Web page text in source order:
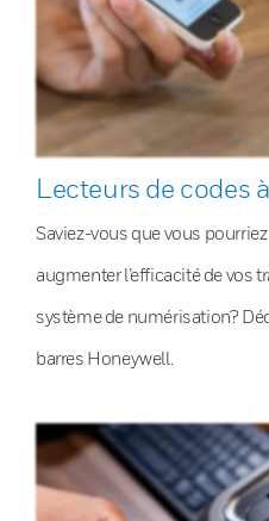
Lecteurs de codes
Saviez-vous que vous
augmenter l’efficacité de vos
système de numérisation?
barres Honeywell.